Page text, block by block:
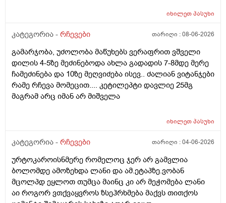
არა.მაშონ ანაფილაქსია ხომ არ მექმება?
ცუდათ ვხდებინშოშოსგან მარტო მაშინებს ეს
ონტელექტოც ანაფილაქსიას ახსენებს სულ დამამე
როზა
იხილეთპასუხი
კატეგორია - რჩევები თარიღი :08-06-2026
გამარჯობა, უძოლობა მაწუხებს ვერაფრით ვშველი
დილის 4-5ზე მეძინებოდა ახლა გადადის 7-8მდე მერე
ჩამეძინება და 10ზე მეღვიძება ისევ.. ძალიან ვიტანჯები
რამე რჩევა მომეცით.... კეტილეპტი დავლიე 25მგ
მაგრამ არც იმან არ მიშველა
იხილეთპასუხი
კატეგორია - რჩევები თარიღი :04-06-2026
ურტოკაროისნმერე რომელოც ჯერ არ გამვლია
ბოლომდე ამოზეხდა ლანი და ამ.ეტაპზე.ვობან
მცოლპდ ეყლოთ თუმცა მაინც კი არ მეჭომება ლანი
აი როგორ ვთქვაყვროს ზსეჰრხმება მაქვს თითქოს